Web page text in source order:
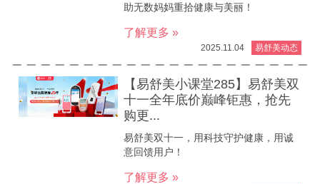
助无数妈妈重拾健康与美丽！
了解更多 »
易舒美动态
2025.11.04
【易舒美小课堂285】易舒美双
十一全年底价巅峰钜惠，抢先
购更...
易舒美双十一，用科技守护健康，用诚
意回馈用户！
了解更多 »